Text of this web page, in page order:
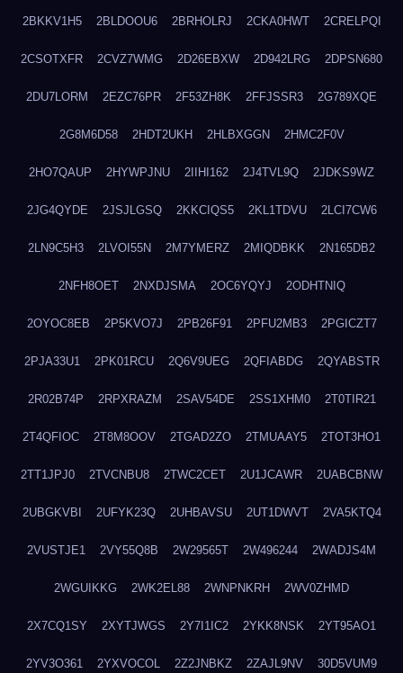
2BKKV1H5 2BLDOOU6 2BRHOLRJ 2CKA0HWT 2CRELPQI
2CSOTXFR 2CVZ7WMG 2D26EBXW 2D942LRG 2DPSN680
2DU7LORM 2EZC76PR 2F53ZH8K 2FFJSSR3 2G789XQE
2G8M6D58 2HDT2UKH 2HLBXGGN 2HMC2F0V
2HO7QAUP 2HYWPJNU 2IIHI162 2J4TVL9Q 2JDKS9WZ
2JG4QYDE 2JSJLGSQ 2KKCIQS5 2KL1TDVU 2LCI7CW6
2LN9C5H3 2LVOI55N 2M7YMERZ 2MIQDBKK 2N165DB2
2NFH8OET 2NXDJSMA 2OC6YQYJ 2ODHTNIQ
2OYOC8EB 2P5KVO7J 2PB26F91 2PFU2MB3 2PGICZT7
2PJA33U1 2PK01RCU 2Q6V9UEG 2QFIABDG 2QYABSTR
2R02B74P 2RPXRAZM 2SAV54DE 2SS1XHM0 2T0TIR21
2T4QFIOC 2T8M8OOV 2TGAD2ZO 2TMUAAY5 2TOT3HO1
2TT1JPJ0 2TVCNBU8 2TWC2CET 2U1JCAWR 2UABCBNW
2UBGKVBI 2UFYK23Q 2UHBAVSU 2UT1DWVT 2VA5KTQ4
2VUSTJE1 2VY55Q8B 2W29565T 2W496244 2WADJS4M
2WGUIKKG 2WK2EL88 2WNPNKRH 2WV0ZHMD
2X7CQ1SY 2XYTJWGS 2Y7I1IC2 2YKK8NSK 2YT95AO1
2YV3O361 2YXVOCOL 2Z2JNBKZ 2ZAJL9NV 30D5VUM9